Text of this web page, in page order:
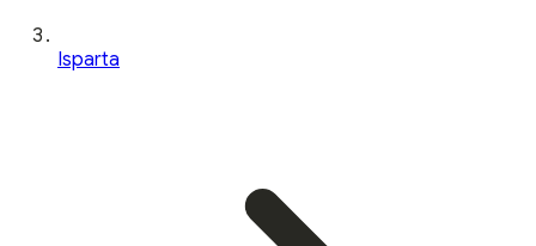
Isparta